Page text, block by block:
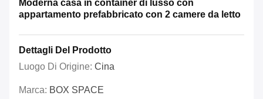
Moderna casa in container di lusso con
appartamento prefabbricato con 2 camere da letto
Dettagli Del Prodotto
Luogo Di Origine: Cina
Marca: BOX SPACE